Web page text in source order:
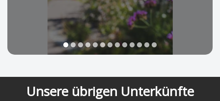
1 2 4 5 6 7 8 9
Unsere übrigen Unterkünfte